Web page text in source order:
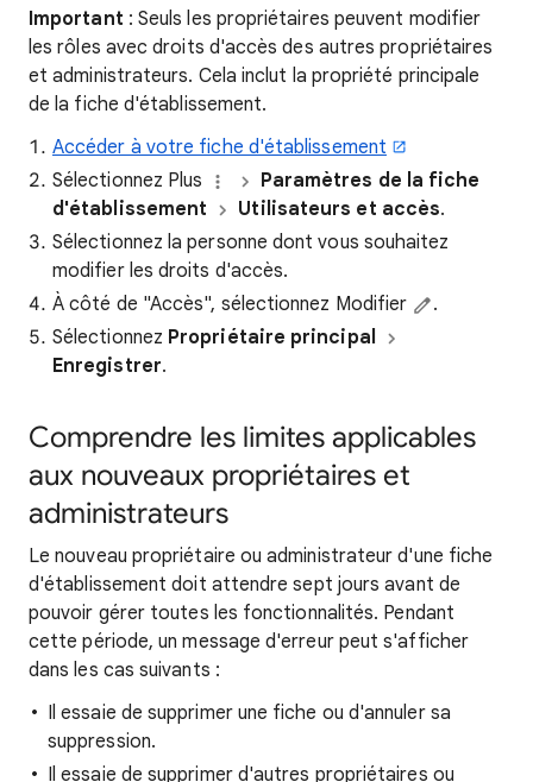
Important : Seuls les propriétaires peuvent modifier
les rôles avec droits d'accès des autres propriétaires
et administrateurs. Cela inclut la propriété principale
de la fiche d'établissement.
Accéder à votre fiche d'établissement
Sélectionnez Plus
Paramètres de la fiche
d'établissement
Utilisateurs et accès.
Sélectionnez la personne dont vous souhaitez
modifier les droits d'accès.
À côté de "Accès", sélectionnez Modifier
.
Sélectionnez Propriétaire principal
Enregistrer.
Comprendre les limites applicables
aux nouveaux propriétaires et
administrateurs
Le nouveau propriétaire ou administrateur d'une fiche
d'établissement doit attendre sept jours avant de
pouvoir gérer toutes les fonctionnalités. Pendant
cette période, un message d'erreur peut s'afficher
dans les cas suivants :
Il essaie de supprimer une fiche ou d'annuler sa
suppression.
Il essaie de supprimer d'autres propriétaires ou